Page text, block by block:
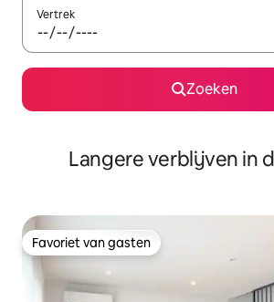
Vertrek
Zoeken
Langere verblijven in
Favoriet van gasten
Favoriet van gasten